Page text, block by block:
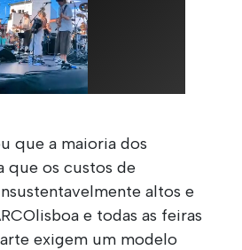
que a maioria dos
que os custos de
altos e
e todas as feiras
exigem um modelo